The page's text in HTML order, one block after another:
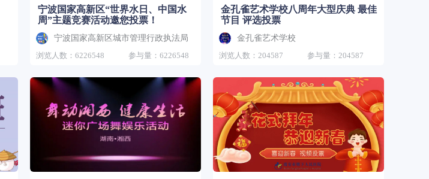
宁波国家高新区“世界水日、中国水
周”主题竞赛活动邀您投票！
宁波国家高新区城市管理行政执法局
浏览人数：6226548
参与量：6226548
金孔雀艺术学校八周年大型庆典 最佳
节目 评选投票
金孔雀艺术学校
浏览人数：204587
参与量：204587